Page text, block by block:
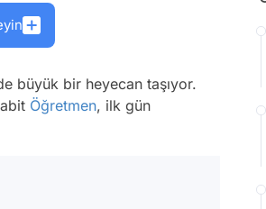
büyük bir heyecan taşıyor.
Öğretmen, ilk gün